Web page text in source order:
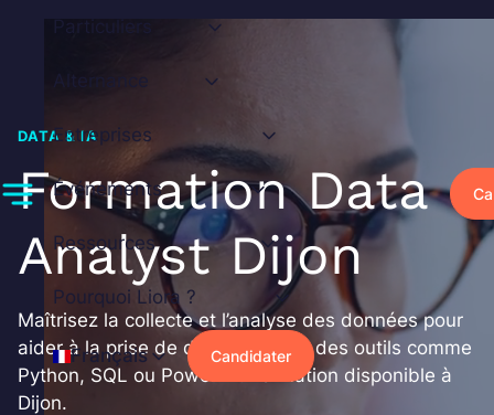
Particuliers
Alternance
Entreprises
Événements
Ressources
Pourquoi Liora ?
Français Candidater
DATA & IA
Formation Data
Analyst Dijon
Maîtrisez la collecte et l’analyse des données pour
aider à la prise de décision, avec des outils comme
Python, SQL ou Power BI. Formation disponible à
Dijon.